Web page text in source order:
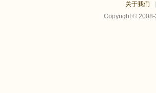
关于我们
Copyright ©